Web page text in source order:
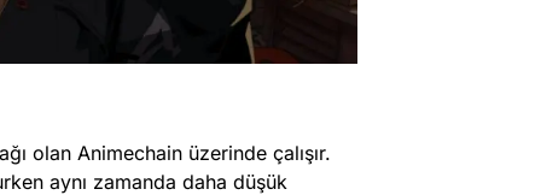
olan Animechain üzerinde çalışır.
aynı zamanda daha düşük